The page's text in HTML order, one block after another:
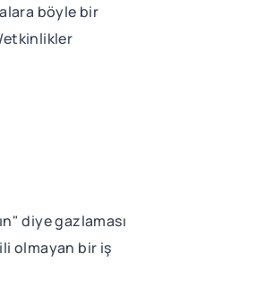
böyle bir
etkinlikler
diye gazlaması
olmayan bir iş